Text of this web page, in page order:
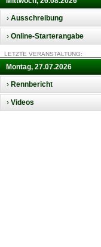
› Ausschreibung
› Online-Starterangabe
LETZTE VERANSTALTUNG:
Montag, 27.07.2026
› Rennbericht
› Videos